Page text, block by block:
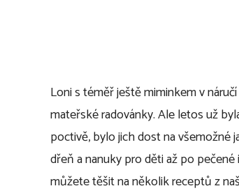
Loni s téměř ještě miminkem v
mateřské radovánky. Ale letos už
poctivě, bylo jich dost na všemožné
dřeň a nanuky pro děti až po
můžete těšit na několik receptů z